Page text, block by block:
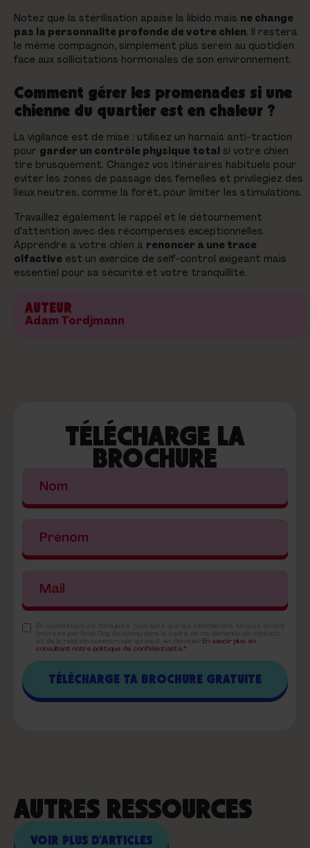
Notez que la stérilisation apaise la libido mais ne change
pas la personnalité profonde de votre chien. Il restera
le même compagnon, simplement plus serein au quotidien
face aux sollicitations hormonales de son environnement.
Comment gérer les promenades si une
chienne du quartier est en chaleur ?
La vigilance est de mise : utilisez un harnais anti-traction
pour garder un contrôle physique total si votre chien
tire brusquement. Changez vos itinéraires habituels pour
éviter les zones de passage des femelles et privilégiez des
lieux neutres, comme la forêt, pour limiter les stimulations.
Travaillez également le rappel et le détournement
d'attention avec des récompenses exceptionnelles.
Apprendre à votre chien à renoncer à une trace
olfactive est un exercice de self-control exigeant mais
essentiel pour sa sécurité et votre tranquillité.
AUTEUR
Adam Tordjmann
TÉLÉCHARGE LA
BROCHURE
En savoir plus en
consultant notre politique de confidentialité.*
AUTRES RESSOURCES
VOIR PLUS D'ARTICLES